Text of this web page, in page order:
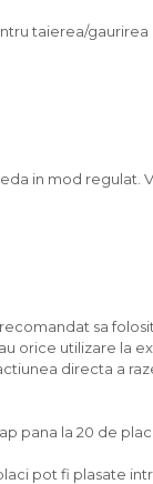
taierea/gaurirea
in mod regulat.
sa
orice utilizare la
directa a
pana la 20 de
pot fi plasate